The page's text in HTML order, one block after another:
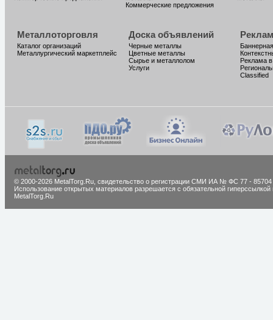
Коммерческие предложения
Металлоторговля
Каталог организаций
Металлургический маркетплейс
Доска объявлений
Черные металлы
Цветные металлы
Сырье и металлолом
Услуги
Реклама
Classified
© 2000-2026 MetalTorg.Ru, cвидетельство о регистрации СМИ ИА № ФС 77 - 85704
Использование открытых материалов разрешается с обязательной гиперссылкой
MetalTorg.Ru